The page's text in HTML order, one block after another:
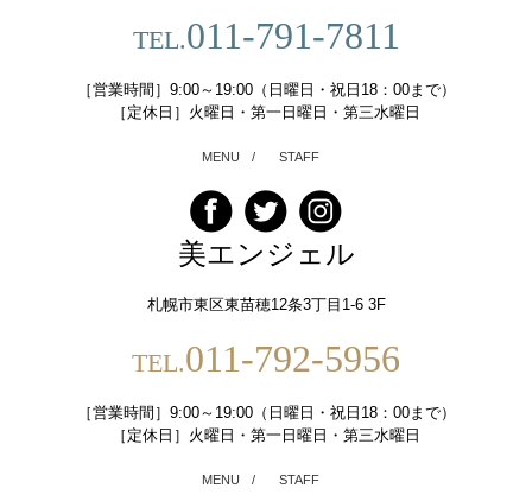
TEL.011-791-7811
［営業時間］9:00～19:00（日曜日・祝日18：00まで）
［定休日］火曜日・第一日曜日・第三水曜日
MENU / STAFF
美エンジェル
札幌市東区東苗穂12条3丁目1-6 3F
TEL.011-792-5956
［営業時間］9:00～19:00（日曜日・祝日18：00まで）
［定休日］火曜日・第一日曜日・第三水曜日
MENU / STAFF